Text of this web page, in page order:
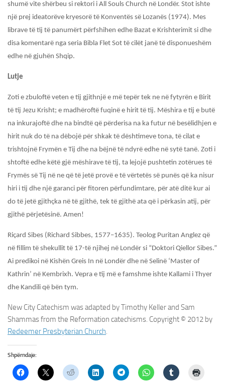
shumë vite shërbeu si rektori i All Souls Church në Londër. Stot ishte
një prej ideatorëve kryesorë të Konventës së Lozanës (1974). Mes
librave të tij të panumërt përfshihen edhe Bazat e Krishterimit si dhe
disa komentarë nga seria Bibla Flet Sot të cilët janë të disponueshëm
edhe në gjuhën Shqip.
Lutje
Zoti e zbuloftë veten e tij gjithnjë e më tepër tek ne në fytyrën e Birit
të tij Jezu Krisht; e madhëroftë fuqinë e hirit të tij. Mëshira e tij e butë
na inkurajoftë dhe na bindtë që përderisa na ka futur në besëlidhjen e
hirit nuk do të na dëbojë për shkak të dështimeve tona, të cilat e
trishtojnë Frymën e Tij dhe na bëjnë të ndyrë edhe në sytë tanë. Zoti i
shtoftë edhe këtë gjë mëshirave të tij, ta lejojë pushtetin zotërues të
Frymës së Tij në ne që të jetë provë e të vërtetës së punës që ka nisur
hiri i tij dhe një garanci për fitoren përfundimtare, për atë ditë kur ai
do të jetë gjithçka në të gjithë, tek të gjithë ata që i përkasin atij, për
gjithë përjetësinë. Amen!
Riçard Sibes (Richard Sibbes, 1577–1635). Teolog Puritan Anglez që
në fillim të shekullit të 17-të njihej në Londër si “Doktori Qiellor Sibes.”
Ai predikoi në Kishën Greis In në Londër dhe në Selinë ‘Master of
Kathrin’ në Kembrixh. Vepra e tij më e famshme ishte Kallami i Thyer
dhe Kandili që bën tym.
New City Catechism was adapted by Timothy Keller and Sam
Shammas from the Reformation catechisms. Copyright © 2012 by
Redeemer Presbyterian Church.
Shpërndaje: